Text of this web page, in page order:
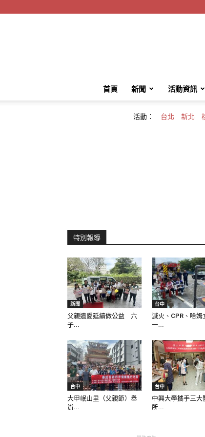
首頁 新聞 活動資訊
活動： 台北 新北
特別報導
新聞
父親遺愛延續做公益 六
子...
台中
滅火、CPR、哈姆
一...
台中
大甲岷山里（父親節）舉
辦...
台中
中興大學攜手三大
所...